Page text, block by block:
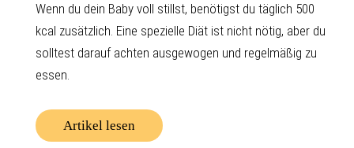
Wenn du dein Baby voll stillst, benötigst du täglich 500
kcal zusätzlich. Eine spezielle Diät ist nicht nötig, aber du
solltest darauf achten ausgewogen und regelmäßig zu
essen.
Artikel lesen